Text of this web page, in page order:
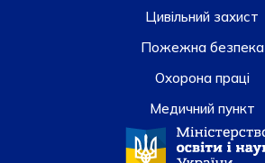
Цивільний захист
Пожежна безпека
Охорона праці
Медичний пункт